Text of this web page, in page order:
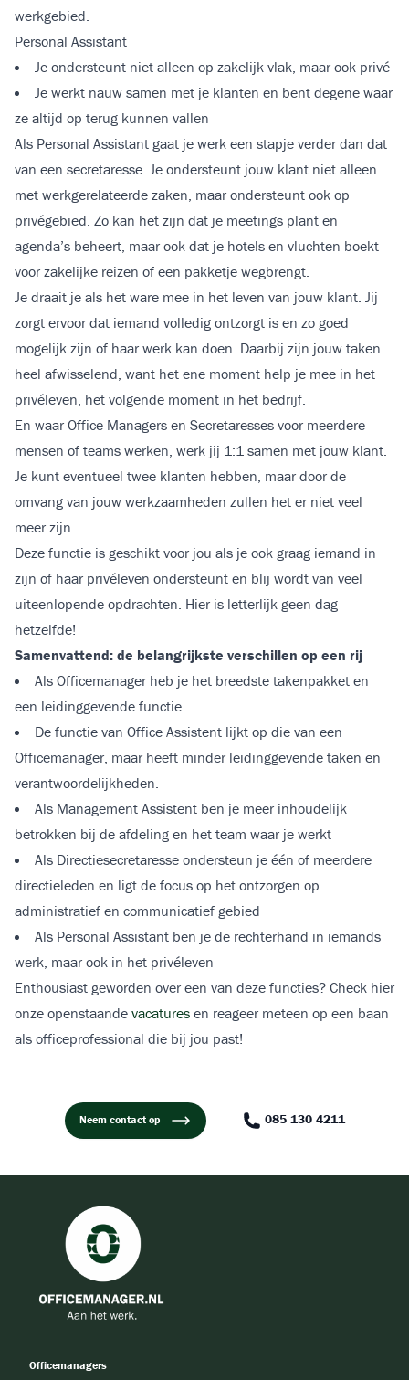
werkgebied.
Personal Assistant
Je ondersteunt niet alleen op zakelijk vlak, maar ook privé
Je werkt nauw samen met je klanten en bent degene waar
ze altijd op terug kunnen vallen
Als Personal Assistant gaat je werk een stapje verder dan dat
van een secretaresse. Je ondersteunt jouw klant niet alleen
met werkgerelateerde zaken, maar ondersteunt ook op
privégebied. Zo kan het zijn dat je meetings plant en
agenda’s beheert, maar ook dat je hotels en vluchten boekt
voor zakelijke reizen of een pakketje wegbrengt.
Je draait je als het ware mee in het leven van jouw klant. Jij
zorgt ervoor dat iemand volledig ontzorgt is en zo goed
mogelijk zijn of haar werk kan doen. Daarbij zijn jouw taken
heel afwisselend, want het ene moment help je mee in het
privéleven, het volgende moment in het bedrijf.
En waar Office Managers en Secretaresses voor meerdere
mensen of teams werken, werk jij 1:1 samen met jouw klant.
Je kunt eventueel twee klanten hebben, maar door de
omvang van jouw werkzaamheden zullen het er niet veel
meer zijn.
Deze functie is geschikt voor jou als je ook graag iemand in
zijn of haar privéleven ondersteunt en blij wordt van veel
uiteenlopende opdrachten. Hier is letterlijk geen dag
hetzelfde!
Samenvattend: de belangrijkste verschillen op een rij
Als Officemanager heb je het breedste takenpakket en
een leidinggevende functie
De functie van Office Assistent lijkt op die van een
Officemanager, maar heeft minder leidinggevende taken en
verantwoordelijkheden.
Als Management Assistent ben je meer inhoudelijk
betrokken bij de afdeling en het team waar je werkt
Als Directiesecretaresse ondersteun je één of meerdere
directieleden en ligt de focus op het ontzorgen op
administratief en communicatief gebied
Als Personal Assistant ben je de rechterhand in iemands
werk, maar ook in het privéleven
Enthousiast geworden over een van deze functies? Check hier
onze openstaande vacatures en reageer meteen op een baan
als officeprofessional die bij jou past!
Neem contact op 085 130 4211
Officemanagers